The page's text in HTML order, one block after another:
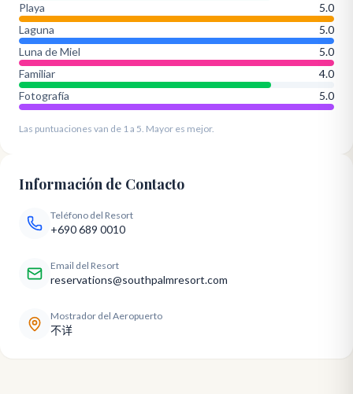
Playa
5.0
Laguna
5.0
Luna de Miel
5.0
Familiar
4.0
Fotografía
5.0
Las puntuaciones van de 1 a 5. Mayor es mejor.
Información de Contacto
Teléfono del Resort
+690 689 0010
Email del Resort
reservations@southpalmresort.com
Mostrador del Aeropuerto
不详